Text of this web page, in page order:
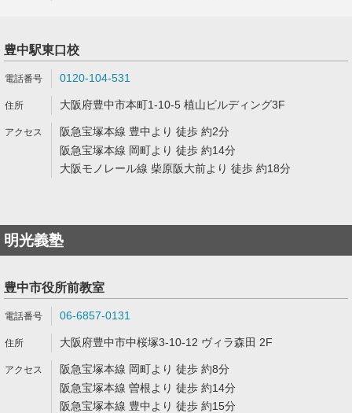
豊中駅東口校
0120-104-531
大阪府豊中市本町1-10-5 植山ビルディング3F
阪急宝塚本線 豊中より 徒歩 約2分
阪急宝塚本線 岡町より 徒歩 約14分
大阪モノレール線 柴原阪大前より 徒歩 約18分
明光義塾
豊中市役所前教室
06-6857-0131
大阪府豊中市中桜塚3-10-12 ヴィラ森田 2F
阪急宝塚本線 岡町より 徒歩 約8分
阪急宝塚本線 曽根より 徒歩 約14分
阪急宝塚本線 豊中より 徒歩 約15分